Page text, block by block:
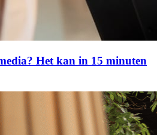
Het kan in 15 minuten